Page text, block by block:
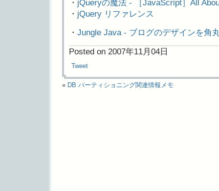
・ jQueryの魔法 - ［JavaScript］All
・ jQuery リファレンス
・ Jungle Java - ブログのデザインを角
Posted on 2007年11月04日
Tweet
« DB パーティショニング関連情報メモ